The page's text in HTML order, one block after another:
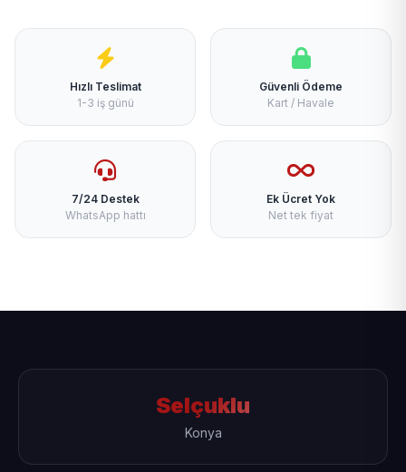
Hızlı Teslimat
1-3 iş günü
Güvenli Ödeme
Kart / Havale
7/24 Destek
WhatsApp hattı
Ek Ücret Yok
Net tek fiyat
Selçuklu
Konya